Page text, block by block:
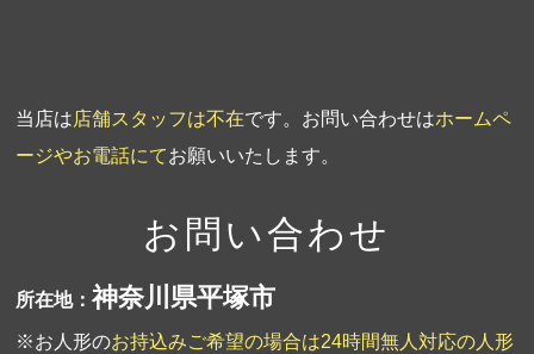
当店は店舗スタッフは不在です。お問い合わせはホームペ
ージやお電話にてお願いいたします。
お問い合わせ
所在地：神奈川県平塚市
※お人形のお持込みご希望の場合は24時間無人対応の人形